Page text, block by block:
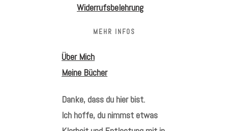
Widerrufsbelehrung
MEHR INFOS
Über Mich
Meine Bücher
Danke, dass du hier bist.
Ich hoffe, du nimmst etwas